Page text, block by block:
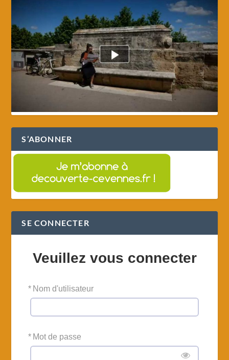
S’ABONNER
SE CONNECTER
Veuillez vous connecter
* Nom d'utilisateur
* Mot de passe